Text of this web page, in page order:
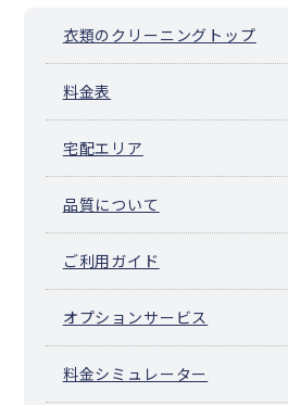
衣類のクリーニングトップ
料金表
宅配エリア
品質について
ご利用ガイド
オプションサービス
料金シミュレーター